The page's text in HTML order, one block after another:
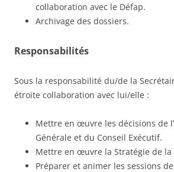
collaboration avec le Défap.
Archivage des dossiers.
Responsabilités
Sous la responsabilité du/de la
étroite collaboration avec lui/elle :
Mettre en œuvre les décisions de
Générale et du Conseil Exécutif.
Mettre en œuvre la Stratégie de la
Préparer et animer les sessions